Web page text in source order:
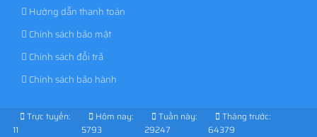
Hướng dẫn thanh toán
Chính sách bảo mật
Chính sách đổi trả
Chính sách bảo hành
Trực tuyến:
11
Hôm nay:
5793
Tuần này:
29247
Tháng trước:
64379